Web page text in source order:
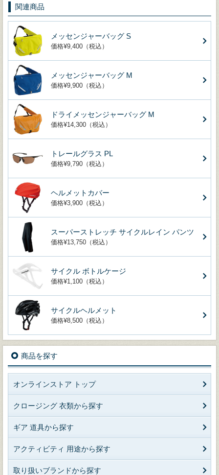
関連商品
メッセンジャーバッグ S
価格¥9,400（税込）
メッセンジャーバッグ M
価格¥9,900（税込）
ドライメッセンジャーバッグ M
価格¥14,300（税込）
トレールグラス PL
価格¥9,790（税込）
ヘルメットカバー
価格¥3,900（税込）
スーパーストレッチ サイクルレイン パンツ
価格¥13,750（税込）
サイクル ボトルケージ
価格¥1,100（税込）
サイクルヘルメット
価格¥8,500（税込）
商品を探す
オンラインストア トップ
クロージング 衣類から探す
ギア 道具から探す
アクティビティ 用途から探す
取り扱いブランドから探す